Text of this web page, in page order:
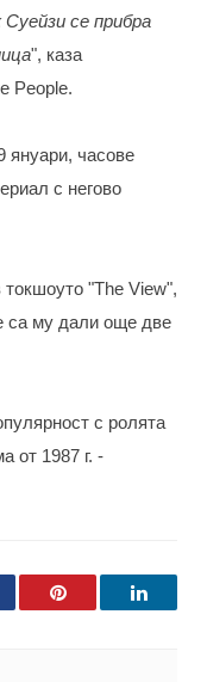
се прибра
", каза
People.
януари, часове
с негово
"The View",
са му дали още две
с ролята
от 1987 г. -
Pinterest